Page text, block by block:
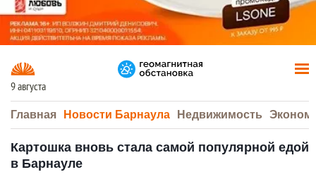
9 августа
Главная Новости Барнаула Недвижимость
Картошка вновь стала самой популярной едой
в Барнауле